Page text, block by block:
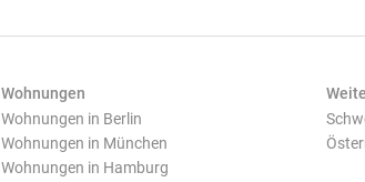
Wohnungen
Wohnungen in Berlin
Wohnungen in München
Wohnungen in Hamburg